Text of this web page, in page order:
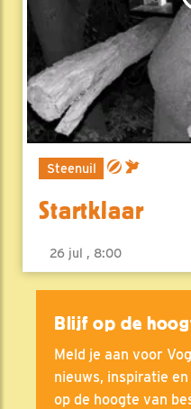
Steenuil
Startklaar
26 jul , 8:00
Blijf op de
Meld je aan voor
nieuws, inspiratie
op de hoogte van